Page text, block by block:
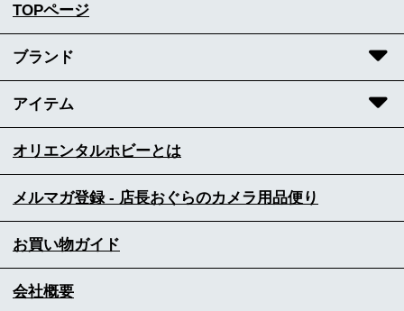
TOPページ
ブランド
アイテム
オリエンタルホビーとは
メルマガ登録 - 店長おぐらのカメラ用品便り
お買い物ガイド
会社概要